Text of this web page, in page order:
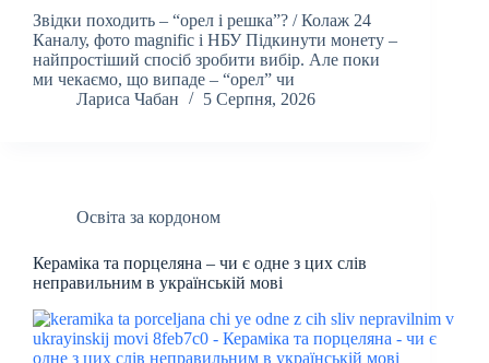
Звідки походить – “орел і решка”? / Колаж 24
Каналу, фото magnific і НБУ Підкинути монету –
найпростіший спосіб зробити вибір. Але поки
ми чекаємо, що випаде – “орел” чи
Лариса Чабан
5 Серпня, 2026
Освіта за кордоном
Кераміка та порцеляна – чи є одне з цих слів
неправильним в українській мові